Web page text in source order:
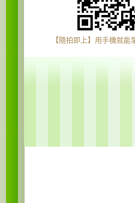
【隨拍即上】用手機就能